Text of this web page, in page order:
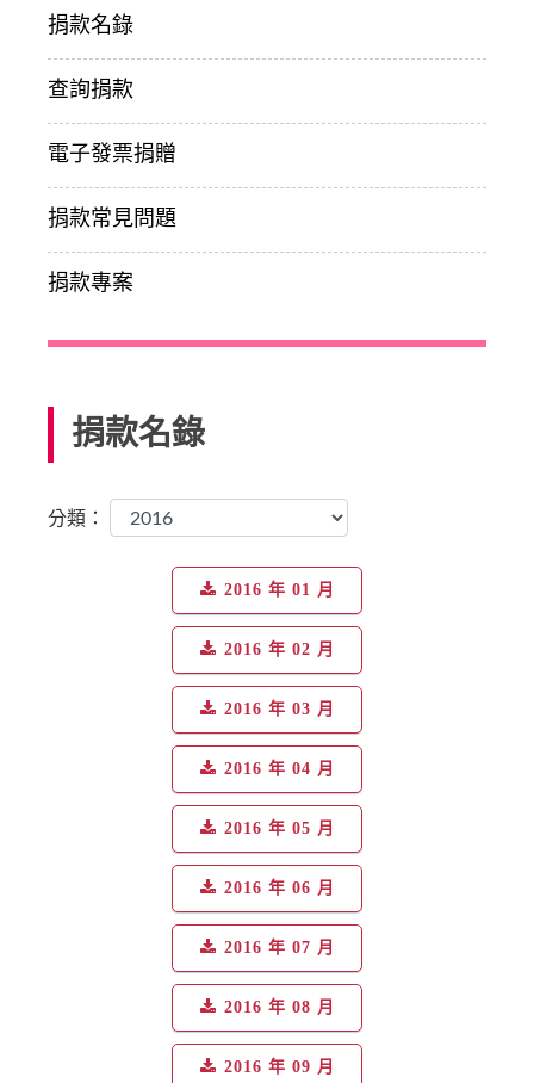
捐款名錄
查詢捐款
電子發票捐贈
捐款常見問題
捐款專案
捐款名錄
分類：
2016 年 01 月
2016 年 02 月
2016 年 03 月
2016 年 04 月
2016 年 05 月
2016 年 06 月
2016 年 07 月
2016 年 08 月
2016 年 09 月